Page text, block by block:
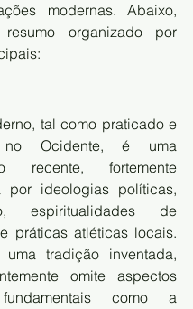
modernas. Abaixo,
organizado por
tal como praticado e
no Ocidente, é uma
recente, fortemente
por ideologias políticas,
espiritualidades de
práticas atléticas locais.
uma tradição inventada,
omite aspectos
como a